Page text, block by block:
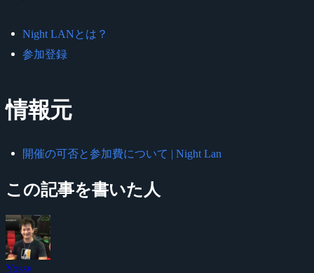
Night LANとは？
参加登録
情報元
開催の可否と参加費について | Night Lan
この記事を書いた人
Yossy